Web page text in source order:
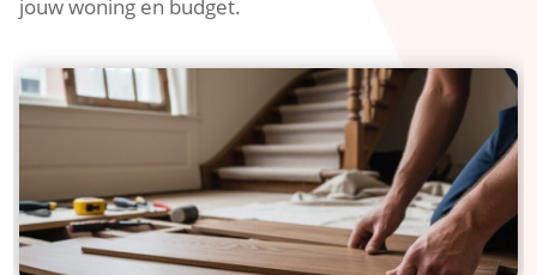
jouw woning en budget.​